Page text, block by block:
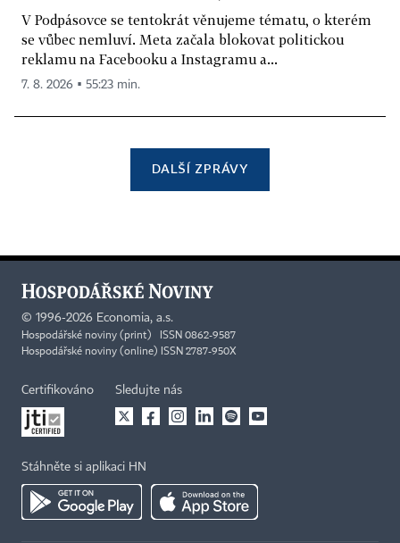
V Podpásovce se tentokrát věnujeme tématu, o kterém
se vůbec nemluví. Meta začala blokovat politickou
reklamu na Facebooku a Instagramu a...
7. 8. 2026 ▪ 55:23 min.
DALŠÍ ZPRÁVY
© 1996-2026 Economia, a.s.
Hospodářské noviny (print) ISSN 0862-9587
Hospodářské noviny (online) ISSN 2787-950X
Certifikováno Sledujte nás
Stáhněte si aplikaci HN